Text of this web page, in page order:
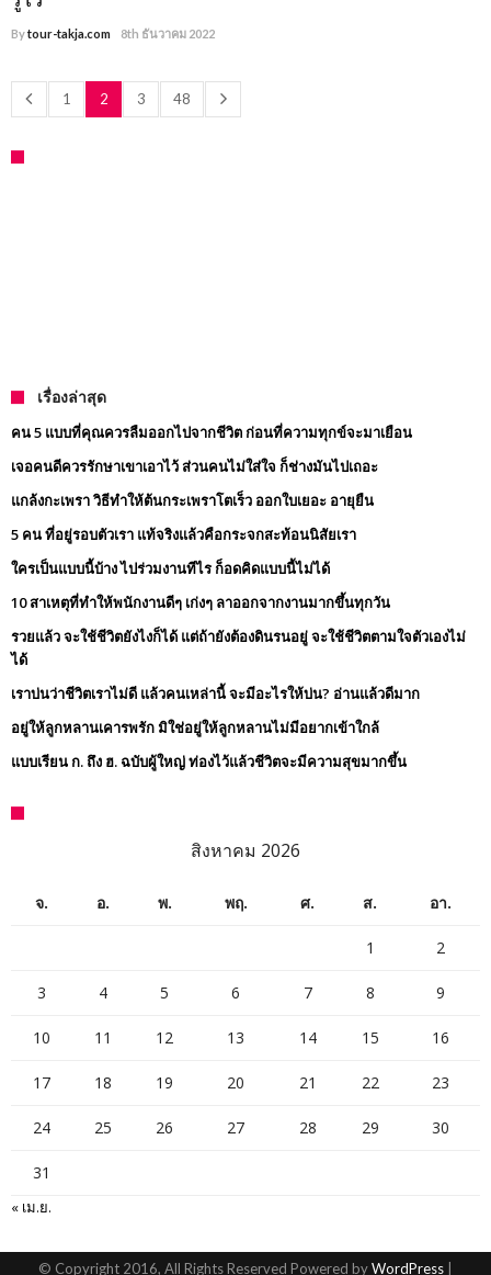
Bytour-takja.com 8th ธันวาคม 2022
1 2 3 48
เรื่องล่าสุด
คน 5 แบบที่คุณควรลืมออกไปจากชีวิต ก่อนที่ความทุกข์จะมาเยือน
เจอคนดีควรรักษาเขาเอาไว้ ส่วนคนไม่ใส่ใจ ก็ช่างมันไปเถอะ
แกล้งกะเพรา วิธีทำให้ต้นกระเพราโตเร็ว ออกใบเยอะ อายุยืน
5 คน ที่อยู่รอบตัวเรา แท้จริงแล้วคือกระจกสะท้อนนิสัยเรา
ใครเป็นแบบนี้บ้าง ไปร่วมงานทีไร ก็อดคิดแบบนี้ไม่ได้
10 สาเหตุที่ทำให้พนักงานดีๆ เก่งๆ ลาออกจากงานมากขึ้นทุกวัน
รวยแล้ว จะใช้ชีวิตยังไงก็ได้ แต่ถ้ายังต้องดินรนอยู่ จะใช้ชีวิตตามใจตัวเองไม่
ได้
เราบ่นว่าชีวิตเราไม่ดี แล้วคนเหล่านี้ จะมีอะไรให้บ่น? อ่านแล้วดีมาก
อยู่ให้ลูกหลานเคารพรัก มิใช่อยู่ให้ลูกหลานไม่มีอยากเข้าใกล้
แบบเรียน ก. ถึง ฮ. ฉบับผู้ใหญ่ ท่องไว้แล้วชีวิตจะมีความสุขมากขึ้น
สิงหาคม 2026
จ. อ. พ. พฤ. ศ. ส. อา.
1 2
3 4 5 6 7 8 9
10 11 12 13 14 15 16
17 18 19 20 21 22 23
24 25 26 27 28 29 30
31
« เม.ย.
© Copyright 2016, All Rights Reserved Powered byWordPress